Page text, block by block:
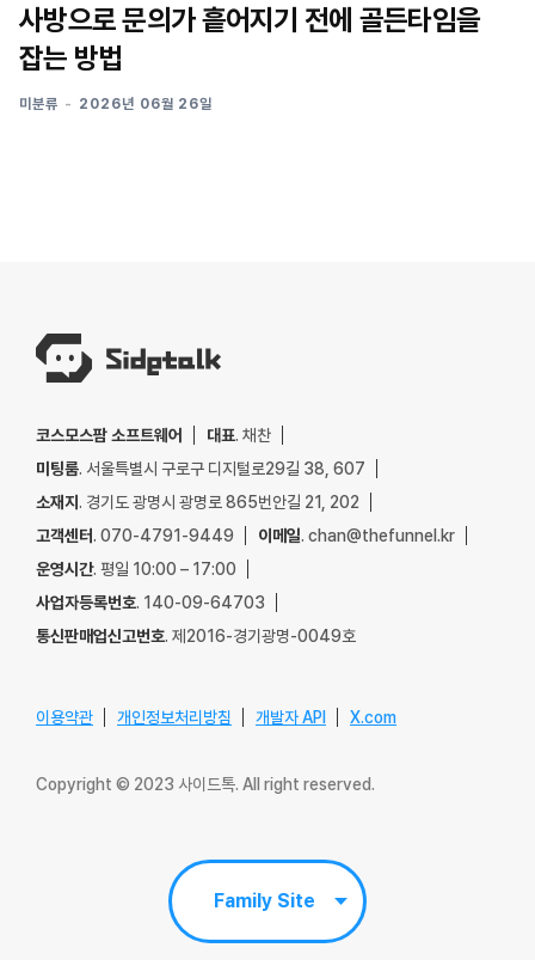
사방으로 문의가 흩어지기 전에 골든타임을
잡는 방법
미분류 2026년 06월 26일
코스모스팜 소프트웨어 대표. 채찬
미팅룸. 서울특별시 구로구 디지털로29길 38, 607
소재지. 경기도 광명시 광명로 865번안길 21, 202
고객센터. 070-4791-9449 이메일. chan@thefunnel.kr
운영시간. 평일 10:00 – 17:00
사업자등록번호. 140-09-64703
통신판매업신고번호. 제2016-경기광명-0049호
이용약관 개인정보처리방침 개발자 API X.com
Copyright © 2023 사이드톡. All right reserved.
Family Site